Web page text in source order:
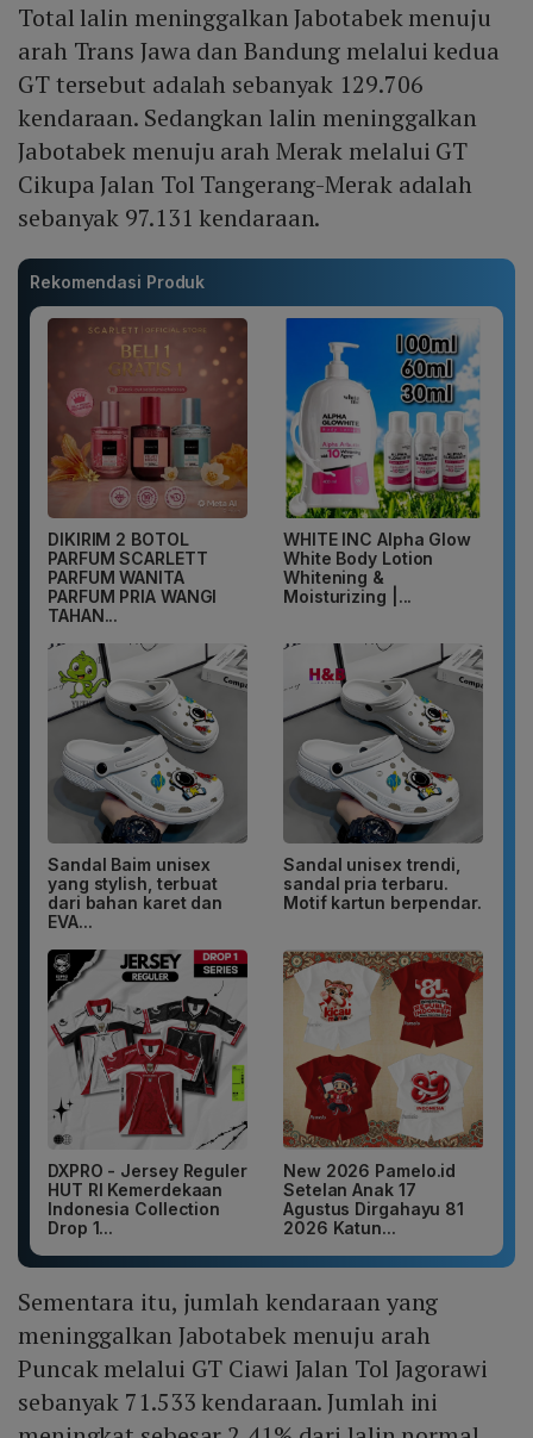
Total lalin meninggalkan Jabotabek menuju
arah Trans Jawa dan Bandung melalui kedua
GT tersebut adalah sebanyak 129.706
kendaraan. Sedangkan lalin meninggalkan
Jabotabek menuju arah Merak melalui GT
Cikupa Jalan Tol Tangerang-Merak adalah
sebanyak 97.131 kendaraan.
Rekomendasi Produk
DIKIRIM 2 BOTOL
PARFUM SCARLETT
PARFUM WANITA
PARFUM PRIA WANGI
TAHAN...
WHITE INC Alpha Glow
White Body Lotion
Whitening &
Moisturizing |...
Sandal Baim unisex
yang stylish, terbuat
dari bahan karet dan
EVA...
Sandal unisex trendi,
sandal pria terbaru.
Motif kartun berpendar.
DXPRO - Jersey Reguler
HUT RI Kemerdekaan
Indonesia Collection
Drop 1...
New 2026 Pamelo.id
Setelan Anak 17
Agustus Dirgahayu 81
2026 Katun...
Sementara itu, jumlah kendaraan yang
meninggalkan Jabotabek menuju arah
Puncak melalui GT Ciawi Jalan Tol Jagorawi
sebanyak 71.533 kendaraan. Jumlah ini